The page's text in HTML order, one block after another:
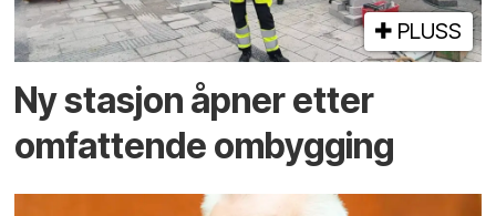
PLUSS
Ny stasjon åpner etter
omfattende ombygging